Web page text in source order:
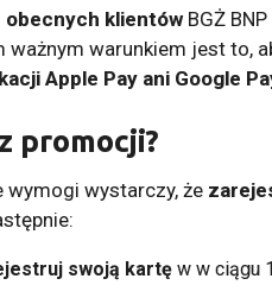
obecnych klientówBGŻ
ważnym warunkiem jest to,
Apple Pay ani Google
promocji?
wymogi wystarczy, że
swoją kartę w w ciągu